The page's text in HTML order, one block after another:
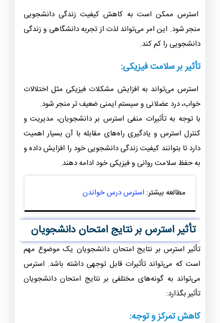
استرس ممکن است به کاهش کیفیت زندگی دانشجویی
منجر شود. این امر می‌تواند لذت از تجربه دانشگاهی و زندگی
دانشجویی را کم کند.
تأثیر بر سلامت فیزیکی:
استرس می‌تواند به افزایش مشکلات فیزیکی مثل اختلالات
خواب، درد عضلانی و سیستم ایمنی ضعیف تر منجر شود.
با توجه به تأثیرات منفی استرس بر دانشجویان، مدیریت و
کنترل استرس و یادگیری راه‌های مقابله با آن بسیار اهمیت
دارد تا بتوانند کیفیت زندگی دانشجویی خود را افزایش داده و
به حفظ سلامت روانی و فیزیکی خود ادامه دهند.
مطالعه بیشتر: استرس درس خواندن
تأثیر استرس بر نتایج امتحان دانشجویان
تأثیر استرس بر نتایج امتحان دانشجویان یک موضوع مهم
است که می‌تواند تأثیرات قابل توجهی داشته باشد. استرس
می‌تواند به گونه‌های مختلفی بر نتایج امتحان دانشجویان
تأثیر بگذارد:
کاهش تمرکز و توجه: